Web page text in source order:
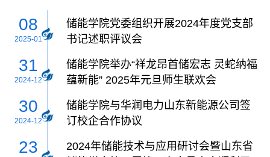
08
2025-01
储能学院党委组织开展2024年度党支部
书记述职评议会
31
2024-12
储能学院举办“祥龙昂首储宏志 灵蛇纳福
蕴新能” 2025年元旦师生联欢会
30
2024-12
储能学院与华润电力山东新能源公司签
订校企合作协议
23
2024年储能技术与应用研讨会暨山东省